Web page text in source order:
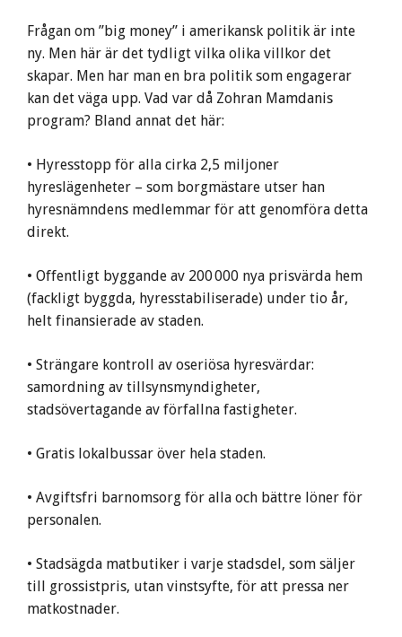
Frågan om ”big money” i amerikansk politik är inte
ny. Men här är det tydligt vilka olika villkor det
skapar. Men har man en bra politik som engagerar
kan det väga upp. Vad var då Zohran Mamdanis
program? Bland annat det här:
• Hyresstopp för alla cirka 2,5 miljoner
hyreslägenheter – som borgmästare utser han
hyresnämndens medlemmar för att genomföra detta
direkt.
• Offentligt byggande av 200 000 nya prisvärda hem
(fackligt byggda, hyresstabiliserade) under tio år,
helt finansierade av staden.
• Strängare kontroll av oseriösa hyresvärdar:
samordning av tillsynsmyndigheter,
stadsövertagande av förfallna fastigheter.
• Gratis lokalbussar över hela staden.
• Avgiftsfri barnomsorg för alla och bättre löner för
personalen.
• Stadsägda matbutiker i varje stadsdel, som säljer
till grossistpris, utan vinstsyfte, för att pressa ner
matkostnader.